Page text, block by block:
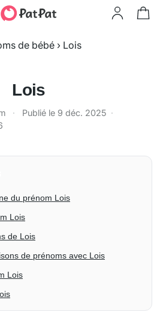
de bébé › Lois
Lois
· Publié le 9 déc. 2025 ·
du prénom Lois
Lois
de Lois
de prénoms avec Lois
Lois